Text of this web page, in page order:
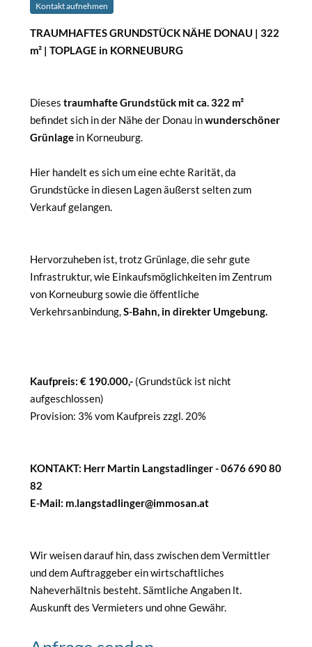
Kontakt aufnehmen
TRAUMHAFTES GRUNDSTÜCK NÄHE DONAU | 322
m² | TOPLAGE in KORNEUBURG
Dieses traumhafte Grundstück mit ca. 322 m²
befindet sich in der Nähe der Donau inwunderschöner
Grünlage in Korneuburg.
Hier handelt es sich um eine echte Rarität, da
Grundstücke in diesen Lagen äußerst selten zum
Verkauf gelangen.
Hervorzuheben ist, trotz Grünlage, die sehr gute
Infrastruktur, wie Einkaufsmöglichkeiten im Zentrum
von Korneuburg sowie die öffentliche
Verkehrsanbindung,S-Bahn, in direkter Umgebung.
Kaufpreis: € 190.000,- (Grundstück ist nicht
aufgeschlossen)
Provision: 3% vom Kaufpreis zzgl. 20%
KONTAKT: Herr Martin Langstadlinger - 0676 690 80
82
E-Mail: m.langstadlinger@immosan.at
Wir weisen darauf hin, dass zwischen dem Vermittler
und dem Auftraggeber ein wirtschaftliches
Naheverhältnis besteht. Sämtliche Angaben lt.
Auskunft des Vermieters und ohne Gewähr.